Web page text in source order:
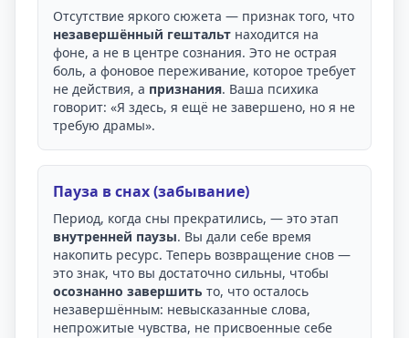
Отсутствие яркого сюжета — признак того, что
незавершённый гештальт находится на
фоне, а не в центре сознания. Это не острая
боль, а фоновое переживание, которое требует
не действия, а признания. Ваша психика
говорит: «Я здесь, я ещё не завершено, но я не
требую драмы».
Пауза в снах (забывание)
Период, когда сны прекратились, — это этап
внутренней паузы. Вы дали себе время
накопить ресурс. Теперь возвращение снов —
это знак, что вы достаточно сильны, чтобы
осознанно завершить то, что осталось
незавершённым: невысказанные слова,
непрожитые чувства, не присвоенные себе